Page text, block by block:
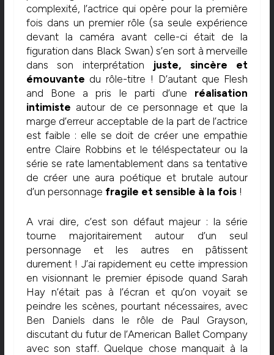
complexité, l’actrice qui opère pour la première
fois dans un premier rôle (sa seule expérience
devant la caméra avant celle-ci était de la
figuration dans Black Swan) s’en sort à merveille
dans son interprétation juste, sincère et
émouvante du rôle-titre ! D’autant que Flesh
and Bone a pris le parti d’une réalisation
intimiste autour de ce personnage et que la
marge d’erreur acceptable de la part de l’actrice
est faible : elle se doit de créer une empathie
entre Claire Robbins et le téléspectateur ou la
série se rate lamentablement dans sa tentative
de créer une aura poétique et brutale autour
d’un personnage fragile et sensible à la fois !
A vrai dire, c’est son défaut majeur : la série
tourne majoritairement autour d’un seul
personnage et les autres en pâtissent
durement ! J’ai rapidement eu cette impression
en visionnant le premier épisode quand Sarah
Hay n’était pas à l’écran et qu’on voyait se
peindre les scènes, pourtant nécessaires, avec
Ben Daniels dans le rôle de Paul Grayson,
discutant du futur de l’American Ballet Company
avec son staff. Quelque chose manquait à la